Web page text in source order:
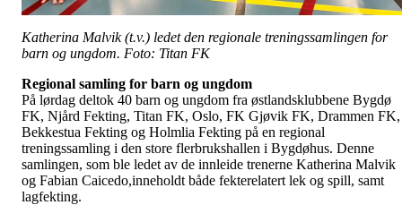
Katherina Malvik (t.v.) ledet den regionale treningssamlingen for
barn og ungdom. Foto: Titan FK
Regional samling for barn og ungdom
På lørdag deltok 40 barn og ungdom fra østlandsklubbene Bygdø
FK, Njård Fekting, Titan FK, Oslo, FK Gjøvik FK, Drammen FK,
Bekkestua Fekting og Holmlia Fekting på en regional
treningssamling i den store flerbrukshallen i Bygdøhus. Denne
samlingen, som ble ledet av de innleide trenerne Katherina Malvik
og Fabian Caicedo,inneholdt både fekterelatert lek og spill, samt
lagfekting.